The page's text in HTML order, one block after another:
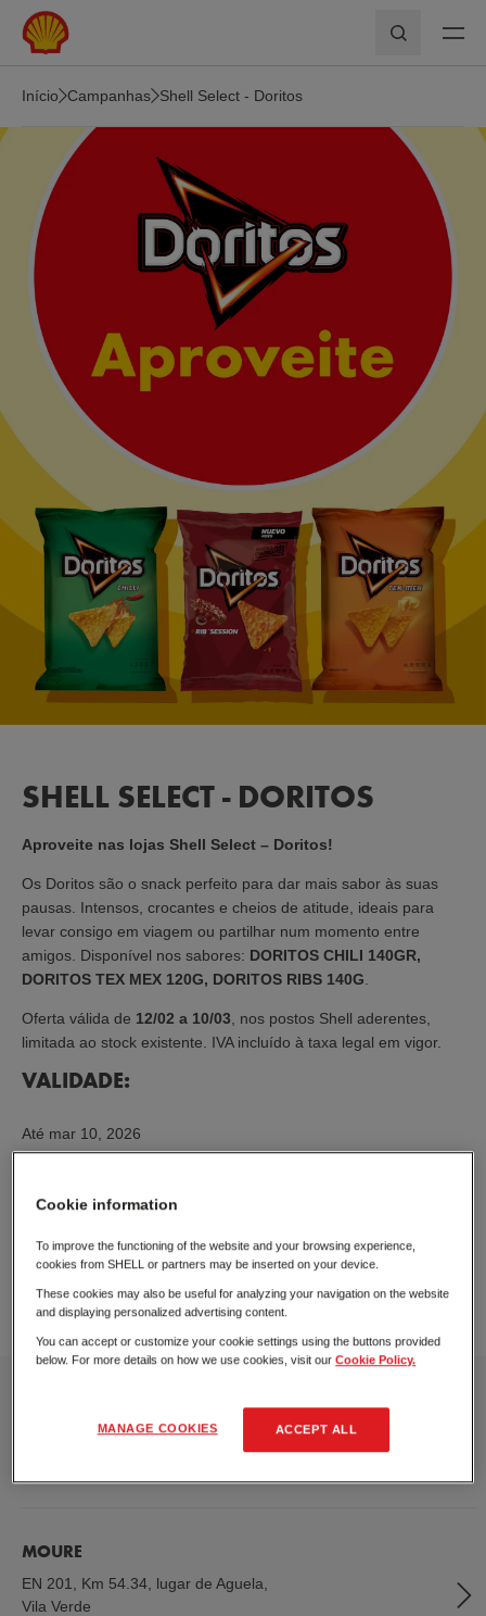
Skip to main content
Pesquisar
Início Campanhas Shell Select - Doritos
SHELL SELECT - DORITOS
Aproveite nas lojas Shell Select – Doritos!
Os Doritos são o snack perfeito para dar mais sabor às suas
pausas. Intensos, crocantes e cheios de atitude, ideais para
levar consigo em viagem ou partilhar num momento entre
amigos. Disponível nos sabores: DORITOS CHILI 140GR,
DORITOS TEX MEX 120G, DORITOS RIBS 140G
Oferta válida de 12/02 a 10/03 , nos postos Shell aderentes,
limitada ao stock existente. IVA incluído à taxa legal em vigor.
VALIDADE:
Até mar 10, 2026
POSTOS SHELL ADERENTES
Rua do Ferro, Lufrei,Amarante
MOURE
EN 201, Km 54.34, lugar de Aguela
Vila Verde
Cookie information
To improve the functioning of the website and your browsing experience,
cookies from SHELL or partners may be inserted on your device.
These cookies may also be useful for analyzing your navigation on the website
and displaying personalized advertising content.
You can accept or customize your cookie settings using the buttons provided
below. For more details on how we use cookies, visit ourCookie Policy.
MANAGE COOKIES ACCEPT ALL